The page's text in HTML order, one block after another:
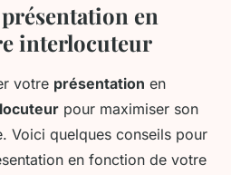
en
interlocuteur
votre présentation en
pour maximiser son
Voici quelques conseils pour
en fonction de votre